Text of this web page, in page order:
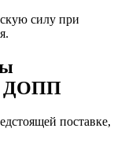
силу при
ДОПП
поставке,